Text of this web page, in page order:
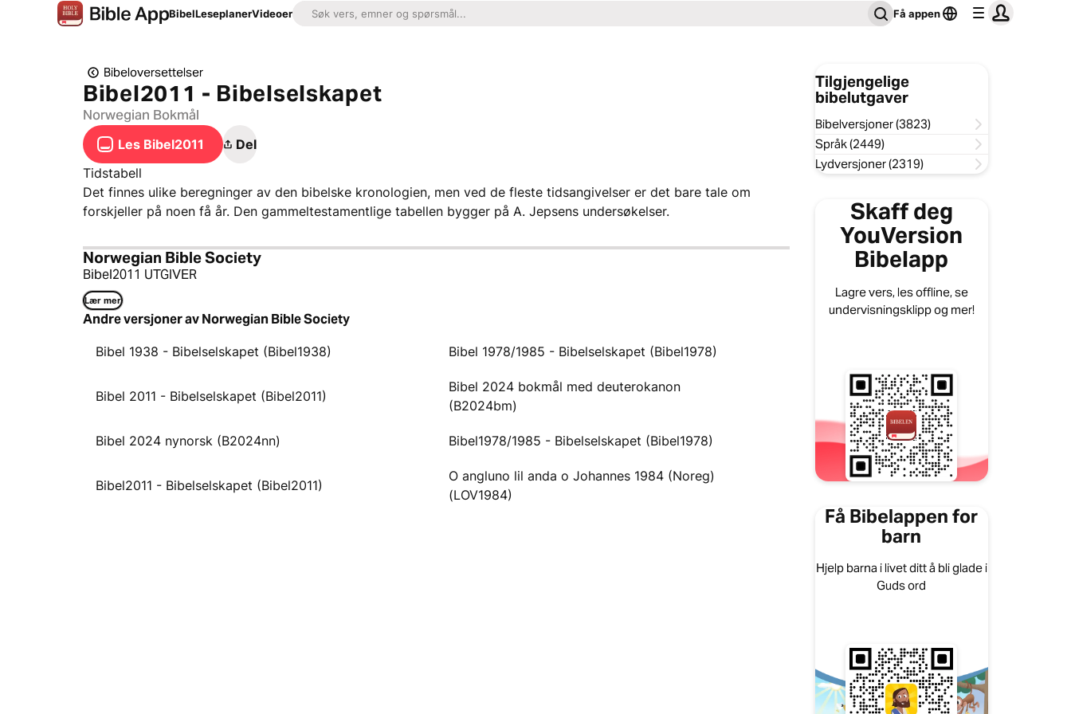
BibelLeseplanerVideoer Få appen
Bibeloversettelser
Bibel2011 - Bibelselskapet
Norwegian Bokmål
Les Bibel2011
Del
Tidstabell
Det finnes ulike beregninger av den bibelske kronologien, men ved de fleste tidsangivelser er det bare tale om
forskjeller på noen få år. Den gammeltestamentlige tabellen bygger på A. Jepsens undersøkelser.
Norwegian Bible Society
Bibel2011 UTGIVER
Lær mer
Andre versjoner av Norwegian Bible Society
Bibel 1938 - Bibelselskapet (Bibel1938) Bibel 1978/1985 - Bibelselskapet (Bibel1978)
Bibel 2011 - Bibelselskapet (Bibel2011)
Bibel 2024 bokmål med deuterokanon
(B2024bm)
Bibel 2024 nynorsk (B2024nn) Bibel1978/1985 - Bibelselskapet (Bibel1978)
Bibel2011 - Bibelselskapet (Bibel2011)
O angluno lil anda o Johannes 1984 (Noreg)
(LOV1984)
Tilgjengelige
bibelutgaver
Bibelversjoner (3823)
Språk (2449)
Lydversjoner (2319)
Skaff deg
YouVersion
Bibelapp
Lagre vers, les offline, se
undervisningsklipp og mer!
Få Bibelappen for
barn
Hjelp barna i livet ditt å bli glade i
Guds ord